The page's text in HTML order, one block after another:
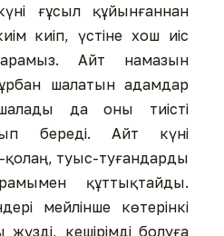
ғұсыл құйынғаннан
киіп, үстіне хош иіс
Айт намазын
шалатын адамдар
да оны тиісті
береді. Айт күні
туыс-туғандарды
құттықтайды.
мейлінше көтерінкі
кешірімді болуға